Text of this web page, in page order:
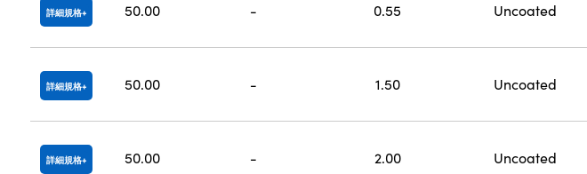
詳細規格 50.00 - 0.55 Uncoated
詳細規格 50.00 - 1.50 Uncoated
詳細規格 50.00 - 2.00 Uncoated